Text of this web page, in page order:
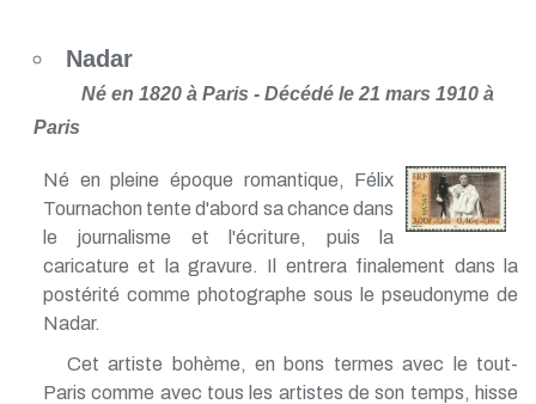
Nadar
Né en 1820 à Paris - Décédé le 21 mars 1910 à
Paris
Né en pleine époque romantique, Félix
Tournachon tente d'abord sa chance dans
le journalisme et l'écriture, puis la
caricature et la gravure. Il entrera finalement dans la
postérité comme photographe sous le pseudonyme de
Nadar.
Cet artiste bohème, en bons termes avec le tout-
Paris comme avec tous les artistes de son temps, hisse